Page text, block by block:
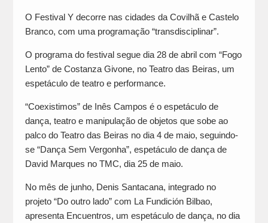
O Festival Y decorre nas cidades da Covilhã e Castelo
Branco, com uma programação “transdisciplinar”.
O programa do festival segue dia 28 de abril com “Fogo
Lento” de Costanza Givone, no Teatro das Beiras, um
espetáculo de teatro e performance.
“Coexistimos” de Inês Campos é o espetáculo de
dança, teatro e manipulação de objetos que sobe ao
palco do Teatro das Beiras no dia 4 de maio, seguindo-
se “Dança Sem Vergonha”, espetáculo de dança de
David Marques no TMC, dia 25 de maio.
No mês de junho, Denis Santacana, integrado no
projeto “Do outro lado” com La Fundición Bilbao,
apresenta Encuentros, um espetáculo de dança, no dia